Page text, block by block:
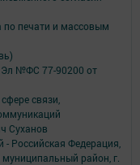
по печати и массовым
Эл №ФC 77-90200 от
связи,
Суханов
- Российская Федерация,
район, г.